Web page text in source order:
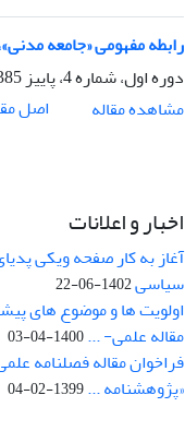
رابطه مفهومی «جامعه
دوره اول، شماره 4، پاییز 1385
مشاهده مقاله
اصل
اخبار و اعلانات
آغاز به کار صفحه ویکی
سیاسی1402-06-22
اولویت ها و موضوع های
مقاله علمی- ...1400-04-03
فراخوان مقاله فصلنامه
«پژوهشنامه ...1399-02-04